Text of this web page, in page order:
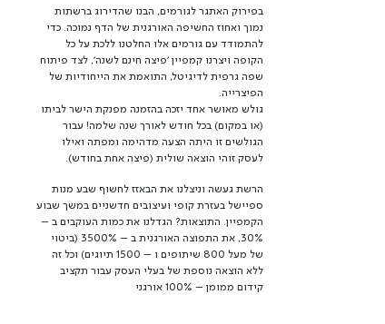
בפירוק האתגר לגורמים, הבנו שהדירוג ברשתות
נמוך ואחוז החשיפה האורגנית של הדף נמוכה. כדי
להתמודד עם גורמים אלו החלטנו ללכת על כל
הקופה ויצרנו קמפיין 'פיצה חינם לשנה', לצד פיתוח
שפה גרפית לדיגיטל, התואמת את הייחודיות של
הפיצרייה.
גולש מאושר אחד יזכה בהזמנה מפנקת הישר לביתו
(או במקום) בכל חודש לאורך שנה שלמה! עבור
הגולשים זו היתה הצעה מדהימה ומפתה ואילו
לעסק זוהי הוצאה שולית (פיצה אחת בחודש).
הרשת געשה וניצלנו את הבאזז לחשוף שבע מנות
ספיישל בעזרת קופי ועיצובים חדשניים במשך שבוע
הקמפיין. התוצאות? הגדלנו את כמות העוקבים ב –
30%, את התפוצה האורגנית ב – 3500% (ביטוי
של מעל 800 שיתופים ו – 1500 תיוגים) וכל זה
ללא הוצאה נוספת של בעלי העסק עבור תקציב
קידום ממומן – 100% אורגני